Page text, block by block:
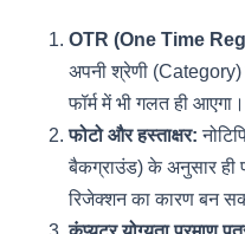
OTR (One Time
अपनी श्रेणी (Category)
फॉर्म में भी गलत ही
फोटो और हस्ताक्षर:
बैकग्राउंड) के अनुसार ही
रिजेक्शन का कारण बन